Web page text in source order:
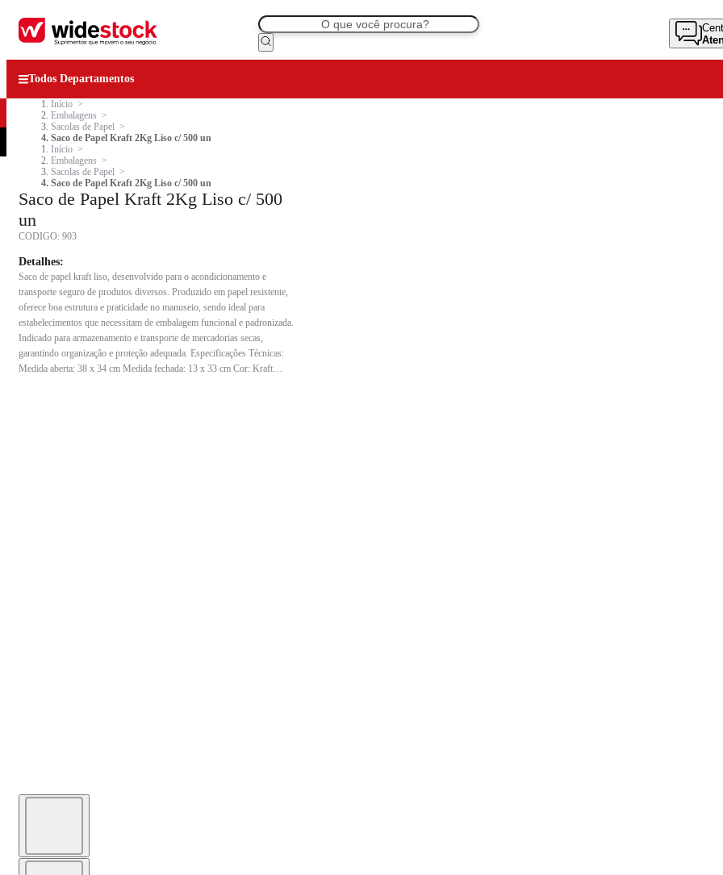
Todos Departamentos
Início
Embalagens
Sacolas de Papel
Saco de Papel Kraft 2Kg Liso c/ 500 un
Início
Embalagens
Sacolas de Papel
Saco de Papel Kraft 2Kg Liso c/ 500 un
Saco de Papel Kraft 2Kg Liso c/ 500
un
CODIGO: 903
Detalhes:
Saco de papel kraft liso, desenvolvido para o acondicionamento e
transporte seguro de produtos diversos. Produzido em papel resistente,
oferece boa estrutura e praticidade no manuseio, sendo ideal para
estabelecimentos que necessitam de embalagem funcional e padronizada.
Indicado para armazenamento e transporte de mercadorias secas,
garantindo organização e proteção adequada. Especificações Técnicas:
Medida aberta: 38 x 34 cm Medida fechada: 13 x 33 cm Cor: Kraft